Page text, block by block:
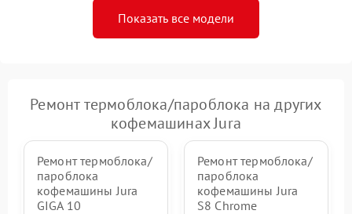
Показать все модели
Ремонт термоблока/пароблока на других
кофемашинах Jura
Ремонт термоблока/
пароблока
кофемашины Jura
GIGA 10
Ремонт термоблока/
пароблока
кофемашины Jura
S8 Chrome